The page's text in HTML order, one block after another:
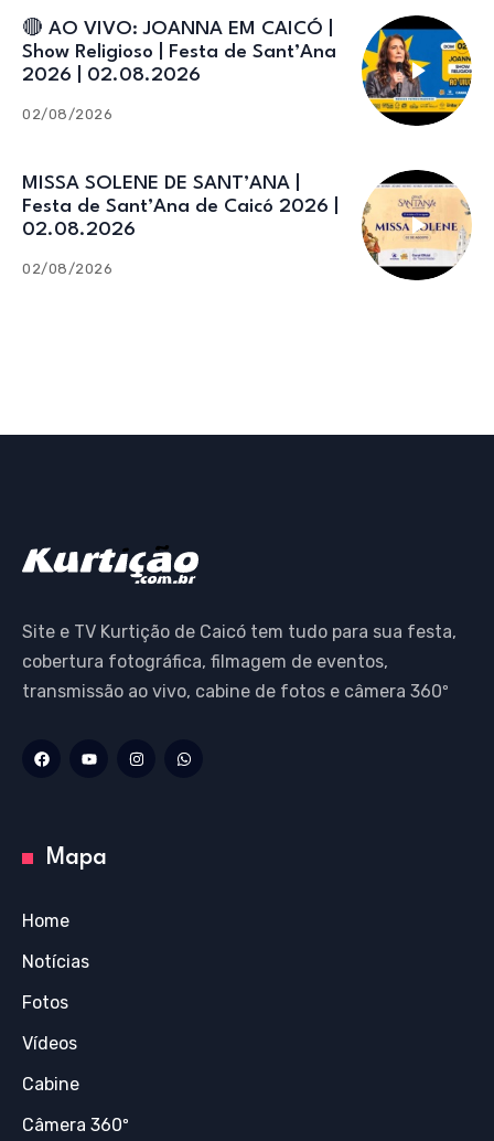
🔴 AO VIVO: JOANNA EM CAICÓ |
Show Religioso | Festa de Sant’Ana
2026 | 02.08.2026
02/08/2026
MISSA SOLENE DE SANT’ANA |
Festa de Sant’Ana de Caicó 2026 |
02.08.2026
02/08/2026
Site e TV Kurtição de Caicó tem tudo para sua festa,
cobertura fotográfica, filmagem de eventos,
transmissão ao vivo, cabine de fotos e câmera 360º
Mapa
Home
Notícias
Fotos
Vídeos
Cabine
Câmera 360º